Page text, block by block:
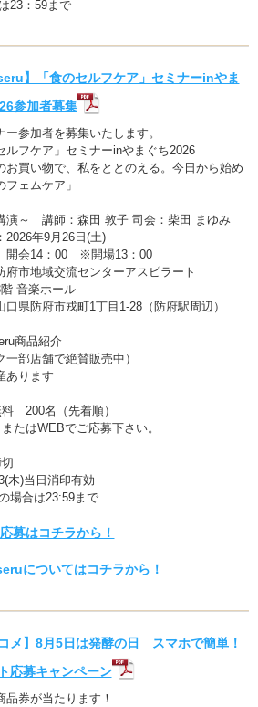
23：59まで
】「食のセルフケア」セミナーinやま
参加者募集
参加者を募集いたします。
ルフケア」セミナーinやまぐち2026
お買い物で、私をととのえる。今日から始め
フェムケア」
演～ 講師：森田 敦子 司会：柴田 まゆみ
2026年9月26日(土)
：00 ※開場13：00
府市地域交流センターアスピラート
楽ホール
防府市戎町1丁目1-28（防府駅周辺）
商品紹介
一部店舗で絶賛販売中）
あります
200名（先着順）
たはWEBでご応募下さい。
木)当日消印有効
場合は23:59まで
募はコチラから！
についてはコチラから！
コメ】8月5日は発酵の日 スマホで簡単！
応募キャンペーン
券が当たります！